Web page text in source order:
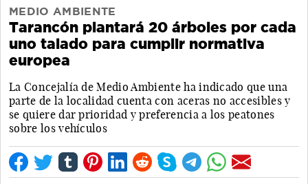
MEDIO AMBIENTE
Tarancón plantará 20 árboles por cada
uno talado para cumplir normativa
europea
La Concejalía de Medio Ambiente ha indicado que una
parte de la localidad cuenta con aceras no accesibles y
se quiere dar prioridad y preferencia a los peatones
sobre los vehículos